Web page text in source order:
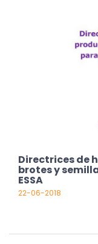
Directrices de
brotes y
ESSA
22-06-2018